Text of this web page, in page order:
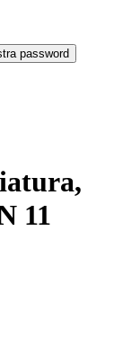
password
11